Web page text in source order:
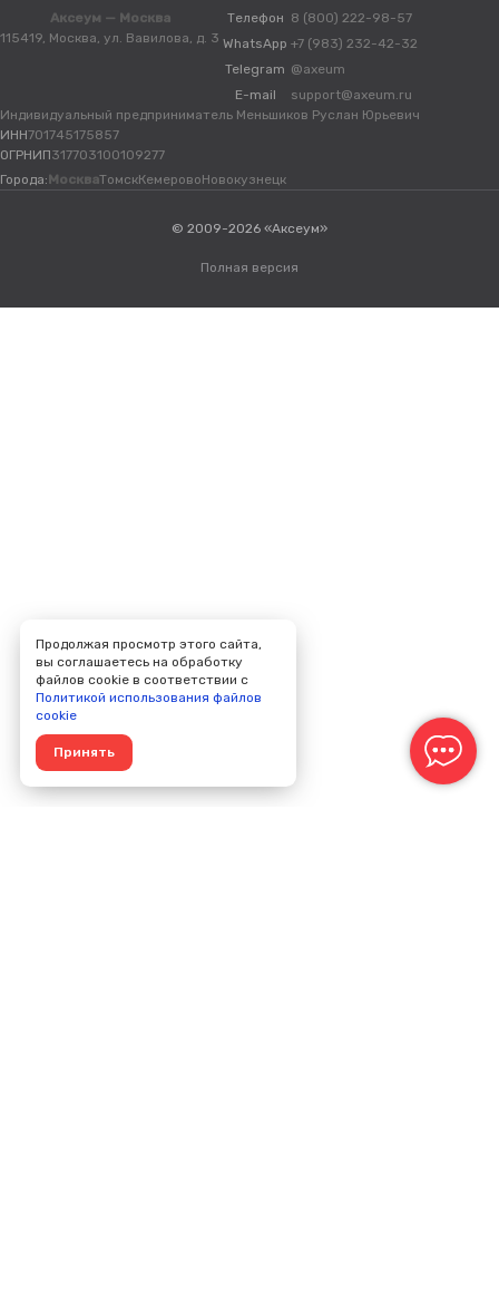
Аксеум — Москва
115419, Москва, ул. Вавилова, д. 3
Телефон 8 (800) 222-98-57
WhatsApp +7 (983) 232-42-32
Telegram @axeum
E-mail
support@axeum.ru
Индивидуальный предприниматель Меньшиков Руслан Юрьевич
ИНН701745175857
ОГРНИП317703100109277
Города: МоскваТомскКемеровоНовокузнецк
© 2009-2026 «Аксеум»
Полная версия
Продолжая просмотр этого сайта,
вы соглашаетесь на обработку
файлов cookie в соответствии с
Политикой использования файлов
cookie
Принять